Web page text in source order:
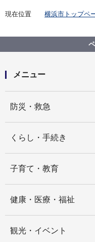
現在位置
横浜市トップペ
引越や遺品整理
い
メニュー
防災・救急
くらし・手続き
子育て・教育
健康・医療・福祉
観光・イベント